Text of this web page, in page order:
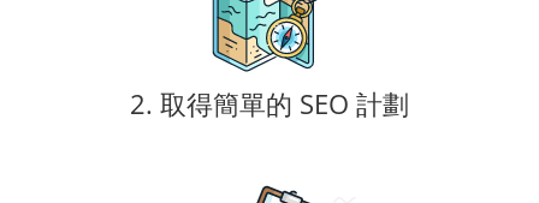
2. 取得簡單的 SEO 計劃